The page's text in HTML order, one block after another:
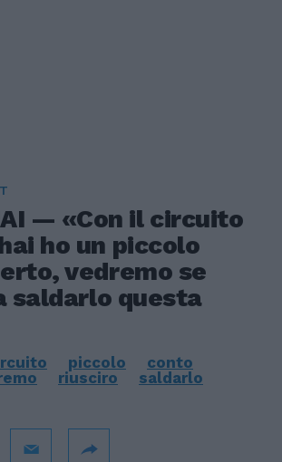
— «Con il circuito
ho un piccolo
vedremo se
saldarlo questa
piccolo
conto
riusciro
saldarlo